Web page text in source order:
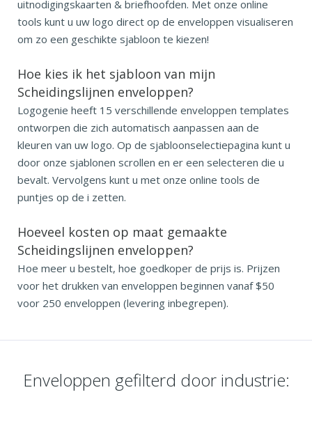
uitnodigingskaarten & briefhoofden. Met onze online
tools kunt u uw logo direct op de enveloppen visualiseren
om zo een geschikte sjabloon te kiezen!
Hoe kies ik het sjabloon van mijn
Scheidingslijnen enveloppen?
Logogenie heeft 15 verschillende enveloppen templates
ontworpen die zich automatisch aanpassen aan de
kleuren van uw logo. Op de sjabloonselectiepagina kunt u
door onze sjablonen scrollen en er een selecteren die u
bevalt. Vervolgens kunt u met onze online tools de
puntjes op de i zetten.
Hoeveel kosten op maat gemaakte
Scheidingslijnen enveloppen?
Hoe meer u bestelt, hoe goedkoper de prijs is. Prijzen
voor het drukken van enveloppen beginnen vanaf $50
voor 250 enveloppen (levering inbegrepen).
Enveloppen gefilterd door industrie: